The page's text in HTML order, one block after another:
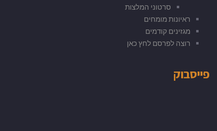
סרטוני המלצות
ראיונות מומחים
מגזינים קודמים
רוצה לפרסם לחץ כאן
פייסבוק